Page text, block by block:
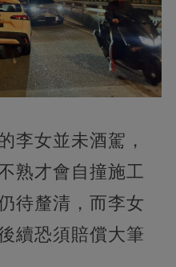
李女並未酒駕，
熟才會自撞施工
待釐清，而李女
續恐須賠償大筆